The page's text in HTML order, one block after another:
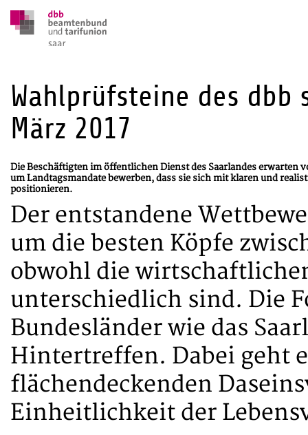
Wahlprüfsteine des dbb
März 2017
Die Beschäftigten im öffentlichen Dienst des Saarlandes erwarten
um Landtagsmandate bewerben, dass sie sich mit klaren und
positionieren.
Der entstandene
um die besten Köpfe
obwohl die
unterschiedlich sind. Die
Bundesländer wie das
Hintertreffen. Dabei geht
flächendeckenden
Einheitlichkeit der